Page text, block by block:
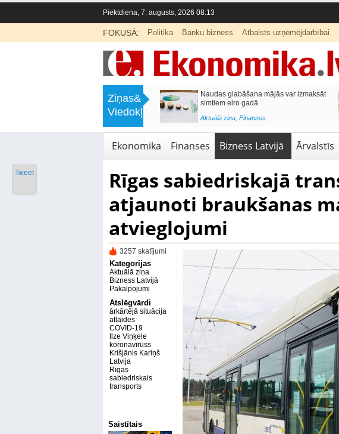
Piektdiena, 7. augusts, 2026 08:13
FOKUSĀ: Politika Banku bizness Atbalsts uzņēmējdarbībai
Ziņas&
Viedokļi
Septiņos mēnešos Vivi vilcienos
pārvadāti 12 miljoni pasažieru; jūlijā
Naudas glabāšana mājās var izmaksāt
simtiem eiro gadā
Aktuālā ziņa,Finanses
Ekonomika Finanses Bizness Latvijā Ārvalstīs
Rīgas sabiedriskajā
atjaunoti braukšanas
atvieglojumi
3257 skatījumi
Kategorijas
Aktuālā ziņa
Bizness Latvijā
Pakalpojumi
Atslēgvārdi
ārkārtējā situācija
atlaides
COVID-19
Ilze Viņķele
koronavīruss
Krišjānis Kariņš
Latvija
Rīgas
sabiedriskais
transports
Saistītais
Tweet